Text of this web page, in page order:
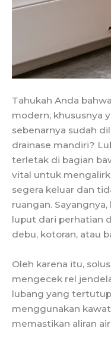
Tahukah Anda
modern, khususnya
sebenarnya sudah
drainase mandiri?
terletak di bagian
vital untuk
segera keluar dan
ruangan.
luput dari perhatian
debu, kotoran, atau
Oleh karena itu,
mengecek rel
lubang yang
menggunakan
memastikan aliran